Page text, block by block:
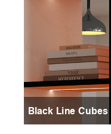
Black Line Cubes